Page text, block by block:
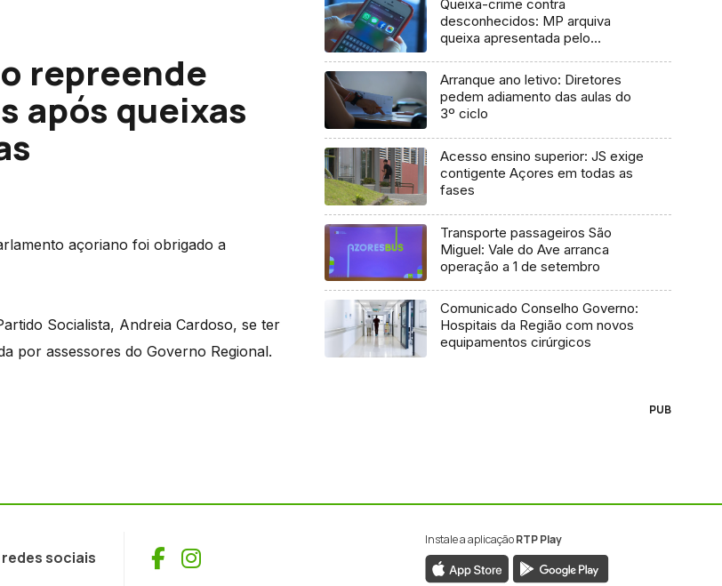
repreende
após queixas
açoriano foi obrigado a
Socialista, Andreia Cardoso, se ter
por assessores do Governo Regional.
Queixa-crime contra
desconhecidos: MP arquiva
queixa apresentada pelo
Arranque ano letivo: Diretores
pedem adiamento das aulas do
3º ciclo
Acesso ensino superior: JS exige
contigente Açores em todas as
fases
Transporte passageiros São
Miguel: Vale do Ave arranca
operação a 1 de setembro
Comunicado Conselho Governo:
Hospitais da Região com novos
equipamentos cirúrgicos
PUB
sociais Facebook
Instagram
Instale a aplicaçãoRTP Play